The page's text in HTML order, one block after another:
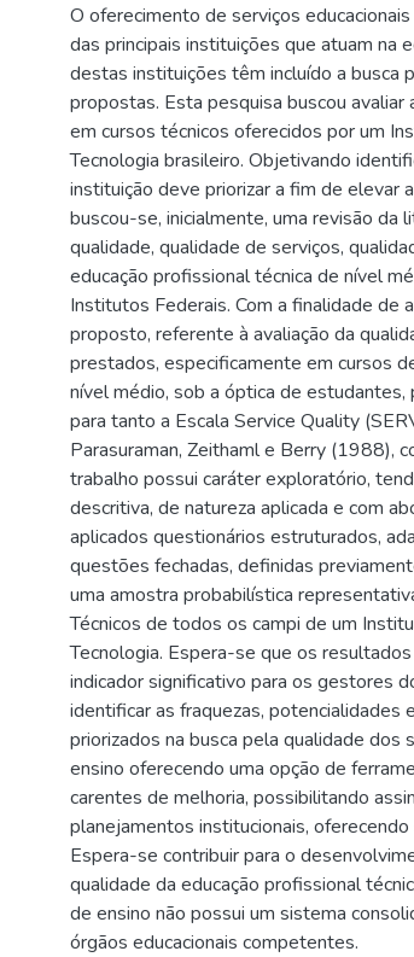
O oferecimento de serviços
das principais instituições que atuam na
destas instituições têm incluído a busca
propostas. Esta pesquisa buscou avaliar
em cursos técnicos oferecidos por um
Tecnologia brasileiro. Objetivando
instituição deve priorizar a fim de elevar
buscou-se, inicialmente, uma revisão
qualidade, qualidade de serviços,
educação profissional técnica de nível
Institutos Federais. Com a finalidade
proposto, referente à avaliação da
prestados, especificamente em cursos
nível médio, sob a óptica de
para tanto a Escala Service Quality
Parasuraman, Zeithaml e Berry (1988),
trabalho possui caráter exploratório,
descritiva, de natureza aplicada e com
aplicados questionários estruturados,
questões fechadas, definidas
uma amostra probabilística
Técnicos de todos os campi de um
Tecnologia. Espera-se que os
indicador significativo para os gestores
identificar as fraquezas,
priorizados na busca pela qualidade
ensino oferecendo uma opção de
carentes de melhoria, possibilitando
planejamentos institucionais,
Espera-se contribuir para o
qualidade da educação profissional
de ensino não possui um sistema
órgãos educacionais competentes.